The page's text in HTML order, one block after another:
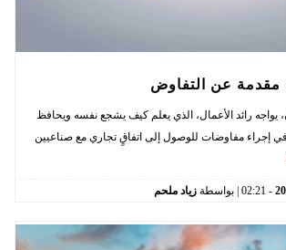
مقدمة عن التفاوض
يواجه رائد الأعمال، الذي يعلم كيف يشجع نفسه ويحافظ
إجراء مفاوضات للوصول إلى اتفاقٍ تجاري مع صناعيين
-
02:21 | بواسطة زياد ملحم